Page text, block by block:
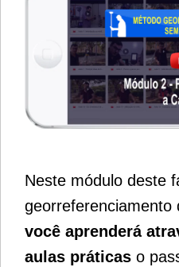
Neste módulo deste
georreferenciamento
você aprenderá
aulas práticas o